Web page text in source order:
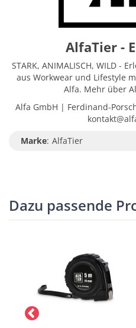
AlfaTier -
STARK, ANIMALISCH, WILD -
aus Workwear und Lifestyle
Alfa. Mehr über
Alfa GmbH | Ferdinand-
Marke: AlfaTier
Dazu passende